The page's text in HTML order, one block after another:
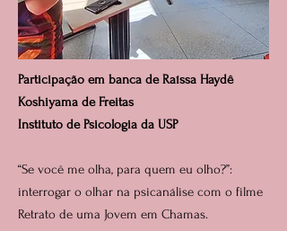
Participação em banca de Raíssa Haydê
Koshiyama de Freitas
Instituto de Psicologia da USP
“Se você me olha, para quem eu olho?”:
interrogar o olhar na psicanálise com o filme
Retrato de uma Jovem em Chamas.